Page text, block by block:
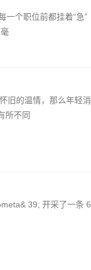
一个职位前都挂着“急”
旧的温情，那么年轻消
所不同
39; 开采了一条 6